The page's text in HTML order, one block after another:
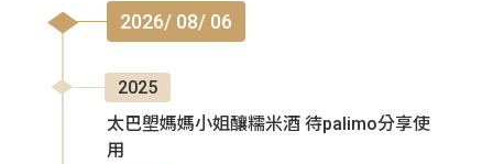
2026/ 08/ 06
2025
太巴塱媽媽小姐釀糯米酒 待palimo分享使
用